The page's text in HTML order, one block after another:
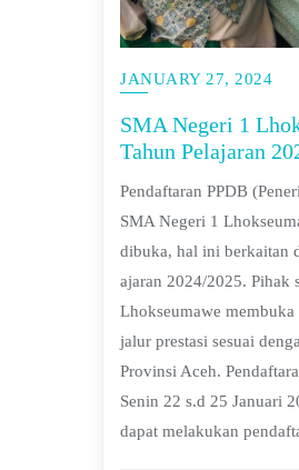
JANUARY 27, 2024
SMA Negeri 1
Tahun Pelajaran
Pendaftaran PPDB
SMA Negeri 1
dibuka, hal ini berkaitan
ajaran 2024/2025. Pihak
Lhokseumawe
jalur prestasi sesuai
Provinsi Aceh.
Senin 22 s.d 25 Januari
dapat melakukan